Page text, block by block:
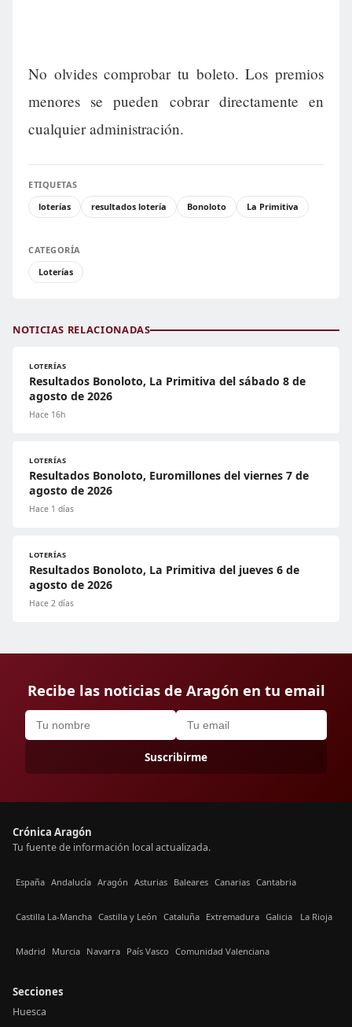
No olvides comprobar tu boleto. Los premios
menores se pueden cobrar directamente en
cualquier administración.
ETIQUETAS
loterías
resultados lotería Bonoloto La Primitiva
CATEGORÍA
Loterías
NOTICIAS RELACIONADAS
LOTERÍAS
Resultados Bonoloto, La Primitiva del sábado 8 de
agosto de 2026
Hace 16h
LOTERÍAS
Resultados Bonoloto, Euromillones del viernes 7 de
agosto de 2026
Hace 1 días
LOTERÍAS
Resultados Bonoloto, La Primitiva del jueves 6 de
agosto de 2026
Hace 2 días
Recibe las noticias de Aragón en tu email
Suscribirme
Crónica Aragón
Tu fuente de información local actualizada.
España Andalucía Aragón Asturias Baleares Canarias Cantabria
Castilla La-Mancha Castilla y León Cataluña Extremadura Galicia La Rioja
Madrid Murcia Navarra País Vasco Comunidad Valenciana
Secciones
Huesca